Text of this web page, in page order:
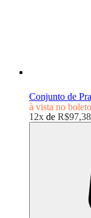
Conjunto de
à vista no boleto
12x de R$97,38